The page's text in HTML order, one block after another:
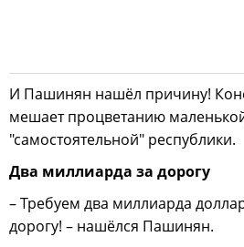
И Пашинян нашёл причину!
мешает процветанию
"самостоятельной" республики.
Два миллиарда за дорогу
– Требуем два миллиарда
дорогу! – нашёлся Пашинян.